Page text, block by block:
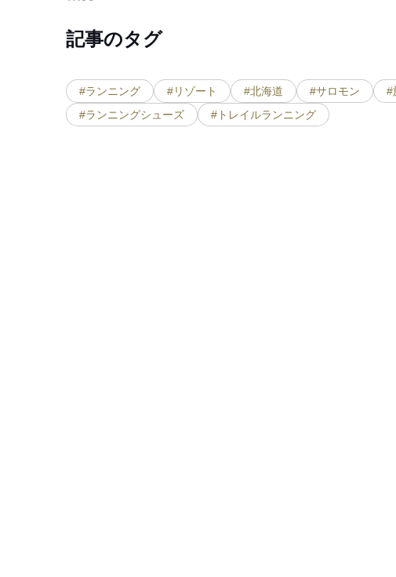
記事のタグ
#ランニング #リゾート #北海道 #サロモン #
#ランニングシューズ
#トレイルランニング